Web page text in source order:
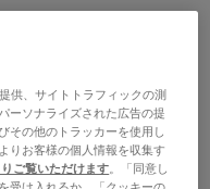
供、サイトトラフィックの測
ーソナライズされた広告の提
その他のトラッカーを使用し
りお客様の個人情報を収集す
ご覧いただけます。「同意し